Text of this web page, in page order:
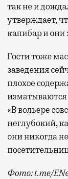
так не и
утверждает,
капибар и они
Гости тоже
заведения
плохое
изматываются
«В вольере
неглубокий,
они никогда
Фото: t.me/